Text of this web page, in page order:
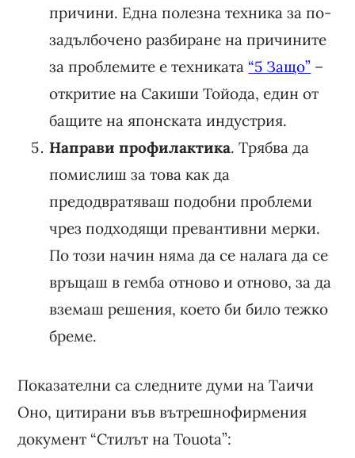
причини. Една полезна техника за по-
задълбочено разбиране на причините
за проблемите е техниката “5 Защо” –
откритие на Сакиши Тойода, един от
бащите на японската индустрия.
Направи профилактика. Трябва да
помислиш за това как да
предодвратяваш подобни проблеми
чрез подходящи превантивни мерки.
По този начин няма да се налага да се
връщаш в гемба отново и отново, за да
вземаш решения, което би било тежко
бреме.
Показателни са следните думи на Таичи
Оно, цитирани във вътрешнофирмения
документ “Стилът на Touota”: